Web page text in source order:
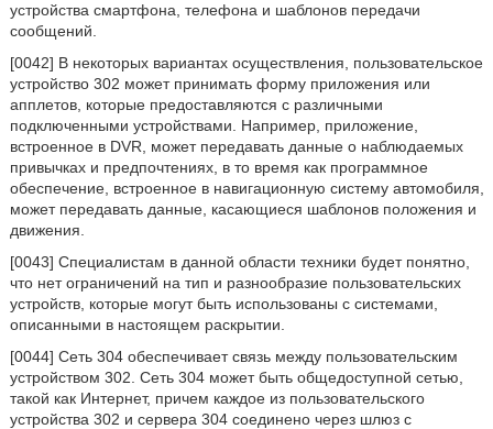
устройства смартфона, телефона и шаблонов передачи
сообщений.
[0042] В некоторых вариантах осуществления, пользовательское
устройство 302 может принимать форму приложения или
апплетов, которые предоставляются с различными
подключенными устройствами. Например, приложение,
встроенное в DVR, может передавать данные о наблюдаемых
привычках и предпочтениях, в то время как программное
обеспечение, встроенное в навигационную систему автомобиля,
может передавать данные, касающиеся шаблонов положения и
движения.
[0043] Специалистам в данной области техники будет понятно,
что нет ограничений на тип и разнообразие пользовательских
устройств, которые могут быть использованы с системами,
описанными в настоящем раскрытии.
[0044] Сеть 304 обеспечивает связь между пользовательским
устройством 302. Сеть 304 может быть общедоступной сетью,
такой как Интернет, причем каждое из пользовательского
устройства 302 и сервера 304 соединено через шлюз с